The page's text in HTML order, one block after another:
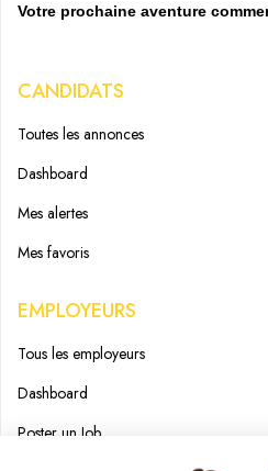
Votre prochaine aventure
CANDIDATS
Toutes les annonces
Dashboard
Mes alertes
Mes favoris
EMPLOYEURS
Tous les employeurs
Dashboard
Poster un Job